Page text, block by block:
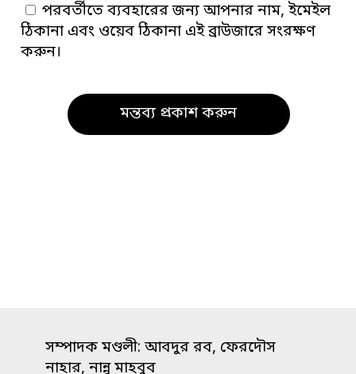
পরবর্তীতে ব্যবহারের জন্য আপনার নাম, ইমেইল
ঠিকানা এবং ওয়েব ঠিকানা এই ব্রাউজারে সংরক্ষণ
করুন।
সম্পাদক মণ্ডলী: আবদুর রব, ফেরদৌস
নাহার, নান্নু মাহবুব